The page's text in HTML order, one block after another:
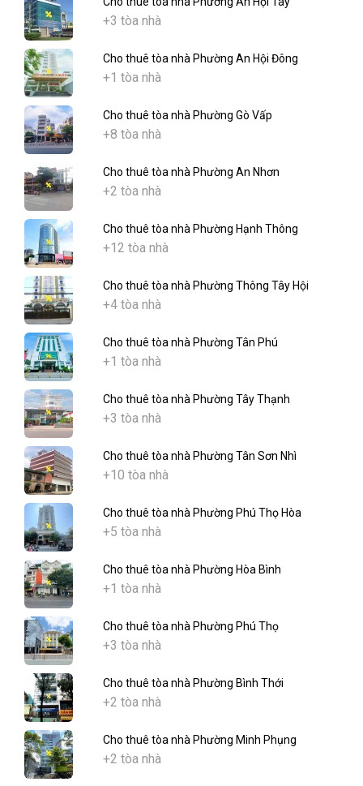
+3 tòa nhà
Cho thuê tòa nhà Phường An Hội Đông
+1 tòa nhà
Cho thuê tòa nhà Phường Gò Vấp
+8 tòa nhà
Cho thuê tòa nhà Phường An Nhơn
+2 tòa nhà
Cho thuê tòa nhà Phường Hạnh Thông
+12 tòa nhà
Cho thuê tòa nhà Phường Thông Tây Hội
+4 tòa nhà
Cho thuê tòa nhà Phường Tân Phú
+1 tòa nhà
Cho thuê tòa nhà Phường Tây Thạnh
+3 tòa nhà
Cho thuê tòa nhà Phường Tân Sơn Nhì
+10 tòa nhà
Cho thuê tòa nhà Phường Phú Thọ Hòa
+5 tòa nhà
Cho thuê tòa nhà Phường Hòa Bình
+1 tòa nhà
Cho thuê tòa nhà Phường Phú Thọ
+3 tòa nhà
Cho thuê tòa nhà Phường Bình Thới
+2 tòa nhà
Cho thuê tòa nhà Phường Minh Phụng
+2 tòa nhà